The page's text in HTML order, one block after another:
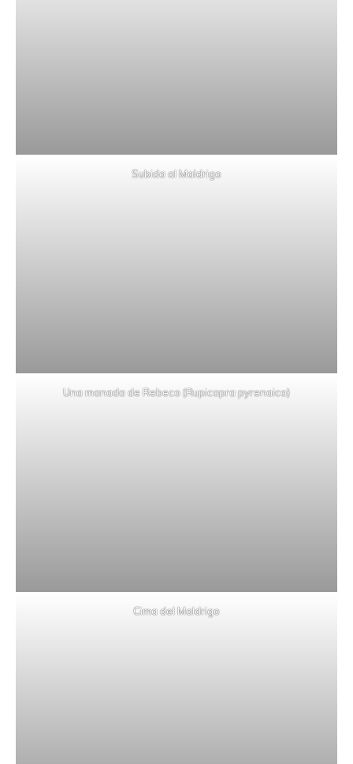
Subida al Maldrigo
Una manada de Rebeco (Rupicapra pyrenaica)
Cima del Maldrigo